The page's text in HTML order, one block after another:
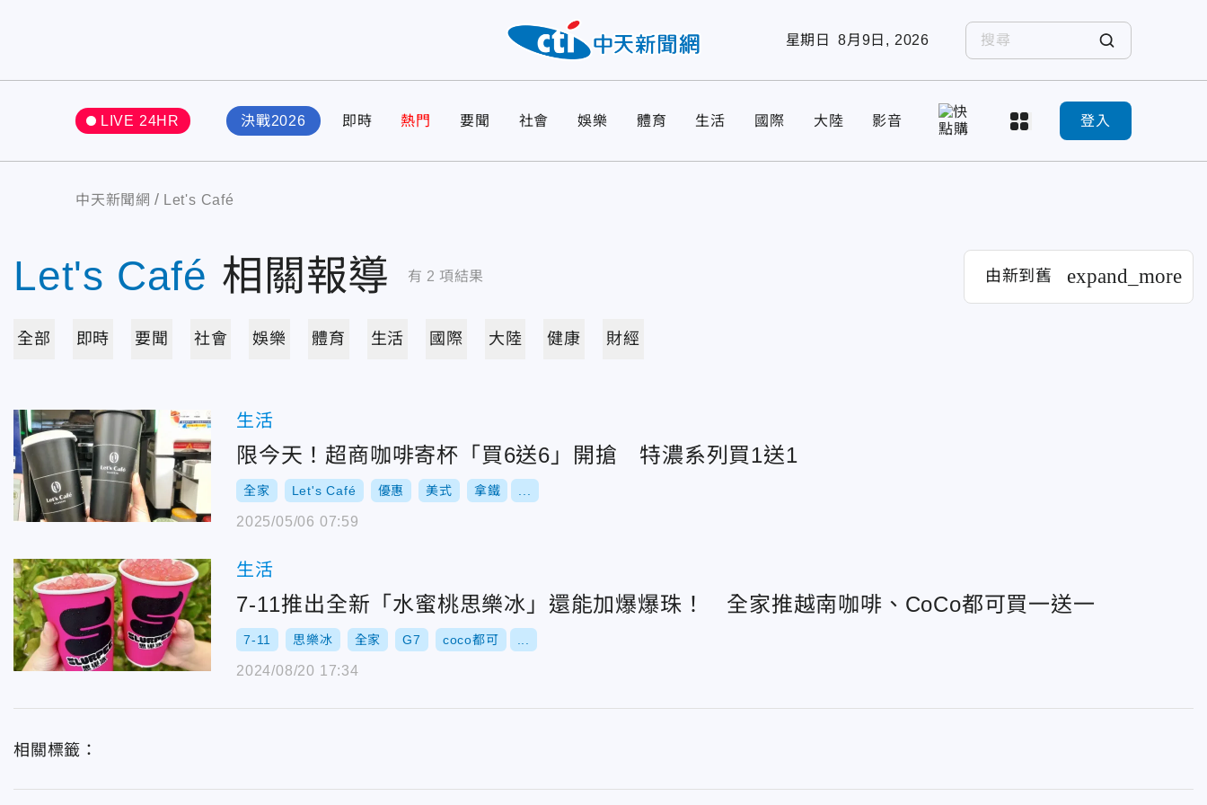
星期日 8月9日, 2026
LIVE 24HR 決戰2026 即時 熱門 要聞 社會 娛樂 體育 生活 國際 大陸 影音 登入
中天新聞網 Let's Café
Let's Café 相關報導 有 2 項結果 由新到舊 expand_more
全部 即時 要聞 社會 娛樂 體育 生活 國際 大陸 健康 財經
生活
限今天！超商咖啡寄杯「買6送6」開搶 特濃系列買1送1
全家 Let's Café 優惠 美式 拿鐵
2025/05/06 07:59
生活
7-11推出全新「水蜜桃思樂冰」還能加爆爆珠！ 全家推越南咖啡、CoCo都可買一送一
7-11 思樂冰 全家 G7 coco都可
2024/08/20 17:34
相關標籤：